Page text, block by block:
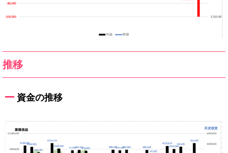
推移
資金の推移